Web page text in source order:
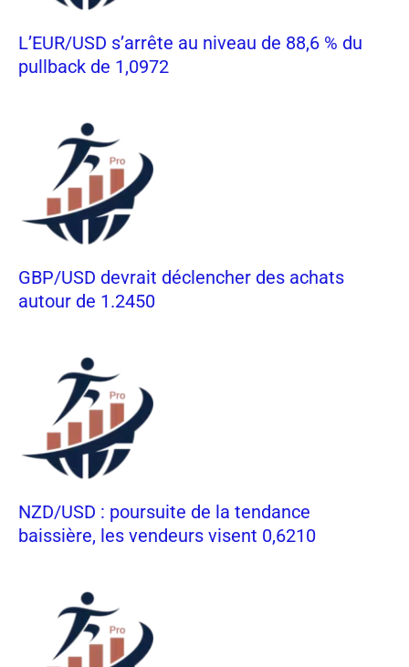
L’EUR/USD s’arrête au niveau de 88,6 % du
pullback de 1,0972
GBP/USD devrait déclencher des achats
autour de 1.2450
NZD/USD : poursuite de la tendance
baissière, les vendeurs visent 0,6210